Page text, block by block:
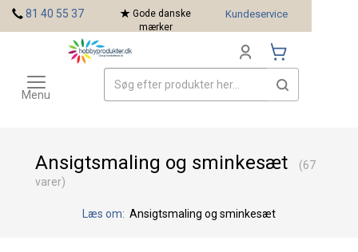
Ansigtsmaling og sminkesæt (67
varer)
Læs om: Ansigtsmaling og sminkesæt
81 40 55 37
Gode danske
mærker
Kundeservice
Toggle
navigation
Menu
Mærker